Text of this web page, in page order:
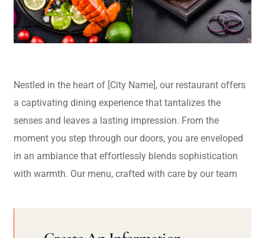
Nestled in the heart of [City Name], our restaurant offers
a captivating dining experience that tantalizes the
senses and leaves a lasting impression. From the
moment you step through our doors, you are enveloped
in an ambiance that effortlessly blends sophistication
with warmth. Our menu, crafted with care by our team